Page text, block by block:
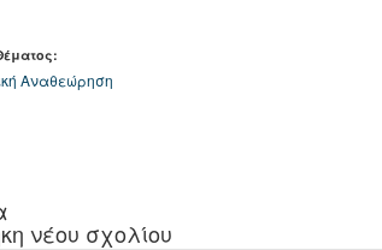
Αναθεώρηση
νέου σχολίου